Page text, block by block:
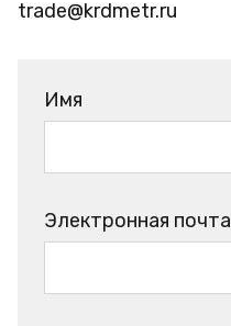
trade@krdmetr.ru
Имя
Электронная почта